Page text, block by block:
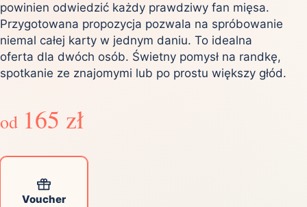
powinien odwiedzić każdy prawdziwy fan mięsa.
Przygotowana propozycja pozwala na spróbowanie
niemal całej karty w jednym daniu. To idealna
oferta dla dwóch osób. Świetny pomysł na randkę,
spotkanie ze znajomymi lub po prostu większy głód.
od 165 zł
Voucher